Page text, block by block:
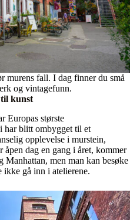
murens fall. I dag finner du små
og vintagefunn.
kunst
Europas største
har blitt ombygget til et
opplevelse i murstein,
dag en gang i året, kommer
men man kan besøke
ikke gå inn i atelierene.